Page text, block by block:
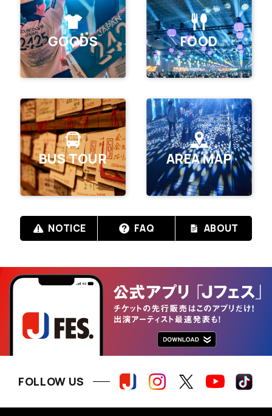
GOODS FOOD
BUS TOUR AREA MAP
NOTICE FAQ ABOUT
FOLLOW US